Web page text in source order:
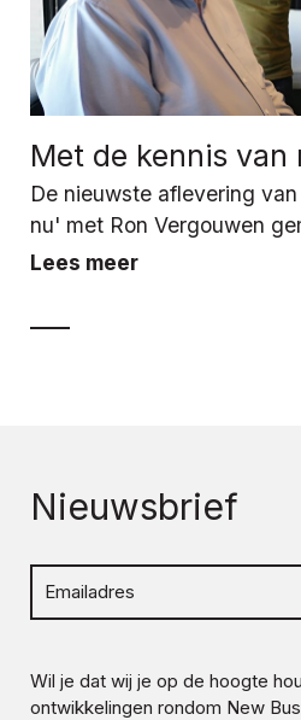
Met de kennis van
De nieuwste aflevering
nu' met Ron Vergouwen
Lees meer
Nieuwsbrief
Wil je dat wij je op de hoogte
ontwikkelingen rondom New